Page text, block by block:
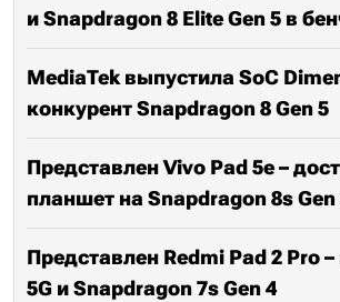
и Snapdragon 8 Elite Gen 5 в
MediaTek выпустила SoC
конкурент Snapdragon 8 Gen 5
Представлен Vivo Pad 5e –
планшет на Snapdragon 8s Gen
Представлен Redmi Pad 2 Pro
5G и Snapdragon 7s Gen 4